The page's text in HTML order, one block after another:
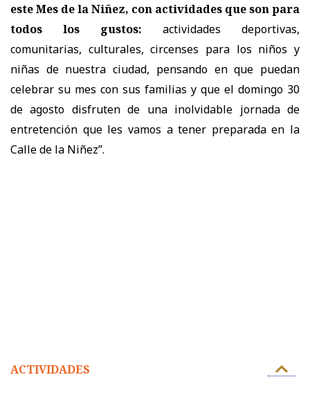
este Mes de la Niñez, con actividades que son para
todos los gustos:
actividades deportivas,
comunitarias, culturales, circenses para los niños y
niñas de nuestra ciudad, pensando en que puedan
celebrar su mes con sus familias y que el domingo 30
de agosto disfruten de una inolvidable jornada de
entretención que les vamos a tener preparada en la
Calle de la Niñez”.
ACTIVIDADES